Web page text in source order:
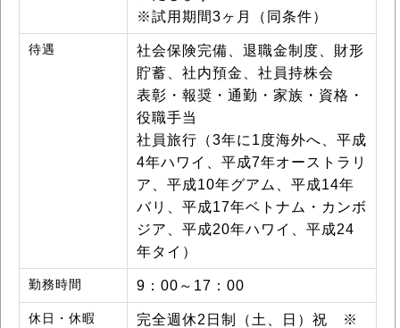
※試用期間3ヶ月（同条件）
待遇
社会保険完備、退職金制度、財形
貯蓄、社内預金、社員持株会
表彰・報奨・通勤・家族・資格・
役職手当
社員旅行（3年に1度海外へ、平成
4年ハワイ、平成7年オーストラリ
ア、平成10年グアム、平成14年
バリ、平成17年ベトナム・カンボ
ジア、平成20年ハワイ、平成24
年タイ）
勤務時間 9：00～17：00
休日・休暇
完全週休2日制（土、日）祝 ※